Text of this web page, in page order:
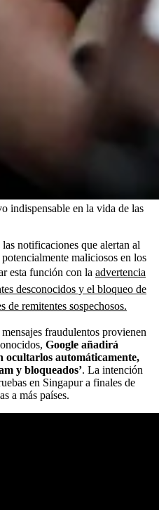
indispensable en la vida de las
notificaciones que alertan al
maliciosos en los
esta función con la advertencia
desconocidos y el bloqueo de
de remitentes sospechosos.
fraudulentos provienen
Google añadirá
ocultarlos automáticamente,
y bloqueados’. La intención
en Singapur a finales de
a más países.